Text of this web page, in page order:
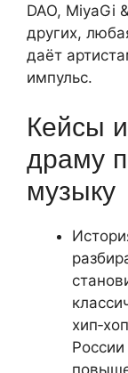
DAO, MiyaGi
других,
даёт
импульс.
Кейсы
драму
музыку